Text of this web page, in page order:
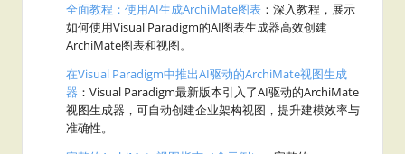
全面教程：使用AI生成ArchiMate图表 ：深入教程，展示
如何使用Visual Paradigm的AI图表生成器高效创建
ArchiMate图表和视图。
在Visual Paradigm中推出AI驱动的ArchiMate视图生成
器 ：Visual Paradigm最新版本引入了AI驱动的ArchiMate
视图生成器，可自动创建企业架构视图，提升建模效率与
准确性。